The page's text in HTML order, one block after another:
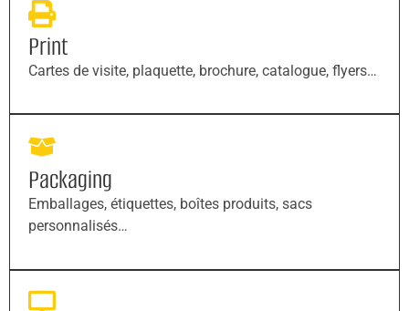
Print
Cartes de visite, plaquette, brochure, catalogue, flyers…
Packaging
Emballages, étiquettes, boîtes produits, sacs
personnalisés…